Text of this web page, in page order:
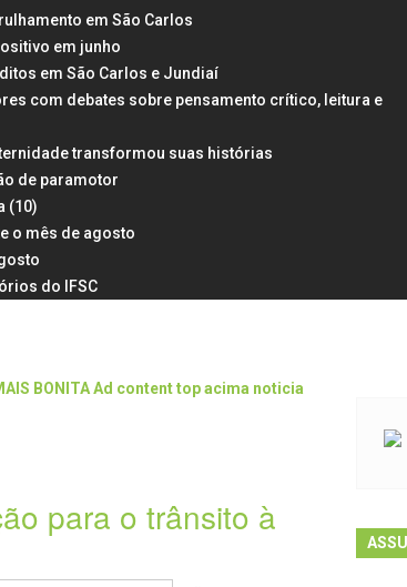
em São Carlos
em junho
em São Carlos e Jundiaí
com debates sobre pensamento crítico, leitura e
transformou suas histórias
de paramotor
(10)
o mês de agosto
do IFSC
para o trânsito à